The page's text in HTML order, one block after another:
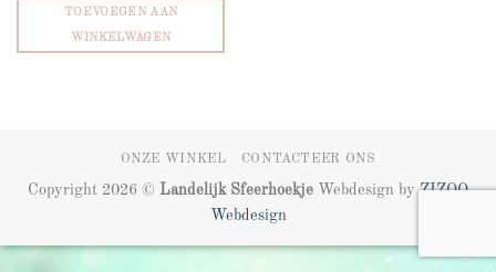
TOEVOEGEN AAN
WINKELWAGEN
ONZE WINKEL CONTACTEER ONS
Copyright 2026 © Landelijk Sfeerhoekje Webdesign byZIZOO
Webdesign